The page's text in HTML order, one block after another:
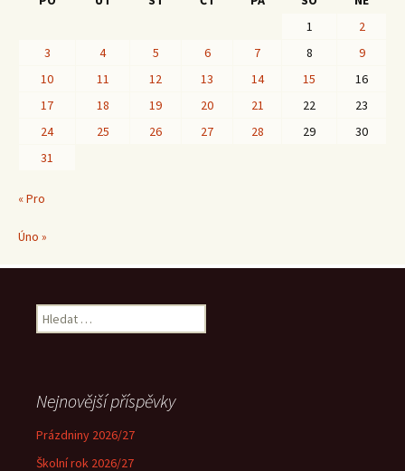
1
2
3
4 5 6 7 8
9
10
11 12 13 14 15
16
17
18 19 20 21 22
23
24
25 26 27 28 29
30
31
« Pro
Úno »
Vyhledávání
Nejnovější příspěvky
Prázdniny 2026/27
Školní rok 2026/27